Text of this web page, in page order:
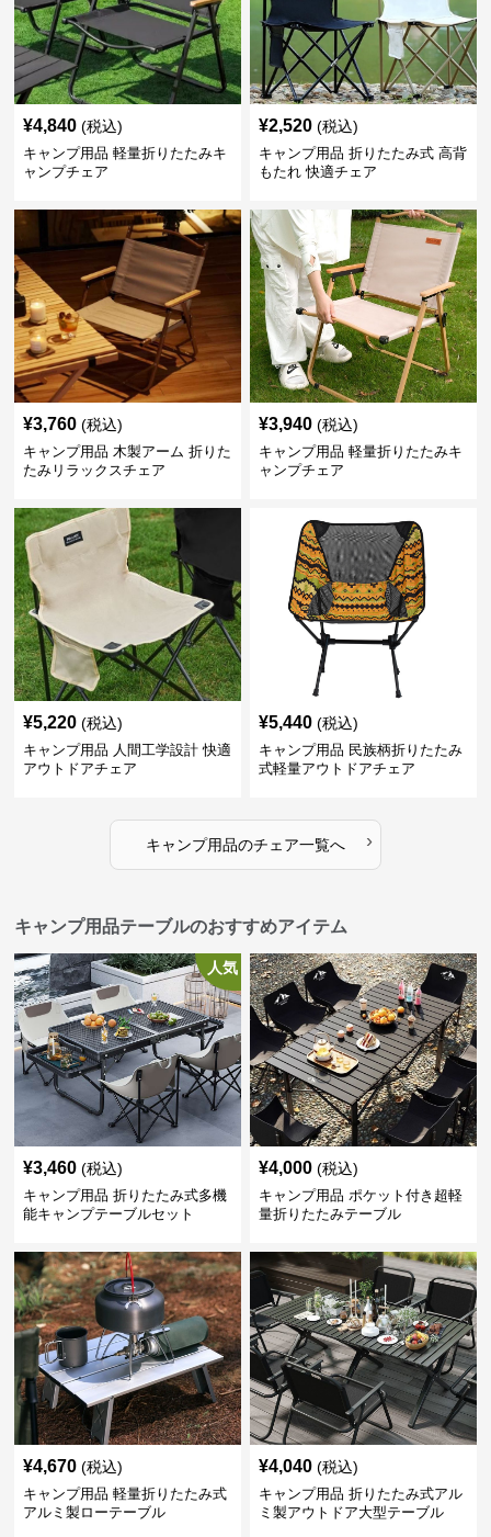
¥4,840 (税込)
キャンプ用品 軽量折りたたみキ
ャンプチェア
¥2,520 (税込)
キャンプ用品 折りたたみ式 高背
もたれ 快適チェア
¥3,760 (税込)
キャンプ用品 木製アーム 折りた
たみリラックスチェア
¥3,940 (税込)
キャンプ用品 軽量折りたたみキ
ャンプチェア
¥5,220 (税込)
キャンプ用品 人間工学設計 快適
アウトドアチェア
¥5,440 (税込)
キャンプ用品 民族柄折りたたみ
式軽量アウトドアチェア
キャンプ用品のチェア一覧へ ›
キャンプ用品テーブルのおすすめアイテム
人気
¥3,460 (税込)
キャンプ用品 折りたたみ式多機
能キャンプテーブルセット
¥4,000 (税込)
キャンプ用品 ポケット付き超軽
量折りたたみテーブル
¥4,670 (税込)
キャンプ用品 軽量折りたたみ式
アルミ製ローテーブル
¥4,040 (税込)
キャンプ用品 折りたたみ式アル
ミ製アウトドア大型テーブル